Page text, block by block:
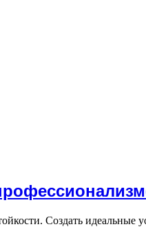
Создать идеальные